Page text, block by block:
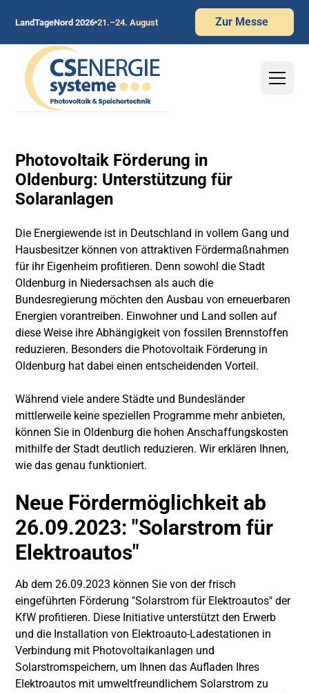
LandTageNord 2026 21.–24. August Zur Messe
Photovoltaik Förderung in
Oldenburg: Unterstützung für
Solaranlagen
Die Energiewende ist in Deutschland in vollem Gang und
Hausbesitzer können von attraktiven Fördermaßnahmen
für ihr Eigenheim profitieren. Denn sowohl die Stadt
Oldenburg in Niedersachsen als auch die
Bundesregierung möchten den Ausbau von erneuerbaren
Energien vorantreiben. Einwohner und Land sollen auf
diese Weise ihre Abhängigkeit von fossilen Brennstoffen
reduzieren. Besonders die Photovoltaik Förderung in
Oldenburg hat dabei einen entscheidenden Vorteil.
Während viele andere Städte und Bundesländer
mittlerweile keine speziellen Programme mehr anbieten,
können Sie in Oldenburg die hohen Anschaffungskosten
mithilfe der Stadt deutlich reduzieren. Wir erklären Ihnen,
wie das genau funktioniert.
Neue Fördermöglichkeit ab
26.09.2023: "Solarstrom für
Elektroautos"
Ab dem 26.09.2023 können Sie von der frisch
eingeführten Förderung "Solarstrom für Elektroautos" der
KfW profitieren. Diese Initiative unterstützt den Erwerb
und die Installation von Elektroauto-Ladestationen in
Verbindung mit Photovoltaikanlagen und
Solarstromspeichern, um Ihnen das Aufladen Ihres
Elektroautos mit umweltfreundlichem Solarstrom zu